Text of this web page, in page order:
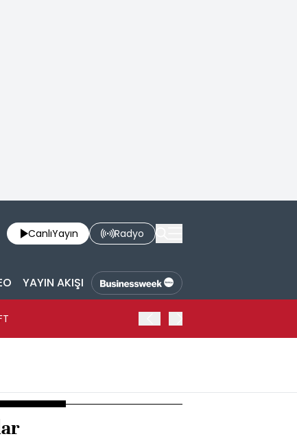
CanlıYayın Radyo
YAYIN AKIŞI